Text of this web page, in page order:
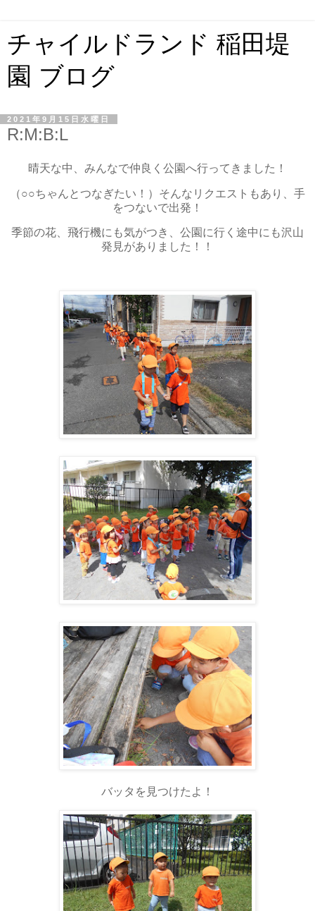
チャイルドランド 稲田堤
園 ブログ
2021年9月15日水曜日
R:M:B:L
晴天な中、みんなで仲良く公園へ行ってきました！
（○○ちゃんとつなぎたい！）そんなリクエストもあり、手
をつないで出発！
季節の花、飛行機にも気がつき、公園に行く途中にも沢山
発見がありました！！
バッタを見つけたよ！